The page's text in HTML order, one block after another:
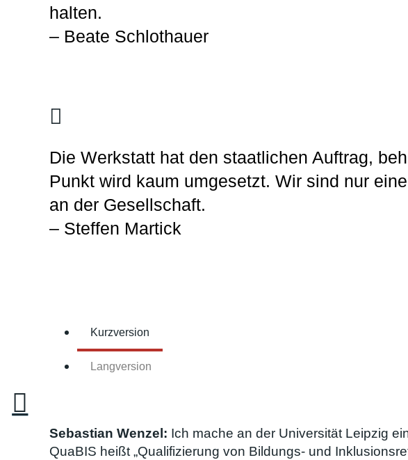
halten.
– Beate Schlothauer
Die Werkstatt hat den staatlichen Auftrag,
Punkt wird kaum umgesetzt. Wir sind nur
an der Gesellschaft.
– Steffen Martick
Kurzversion
Langversion
Sebastian Wenzel: Ich mache an der Universität Leipzig
QuaBIS heißt „Qualifizierung von Bildungs- und